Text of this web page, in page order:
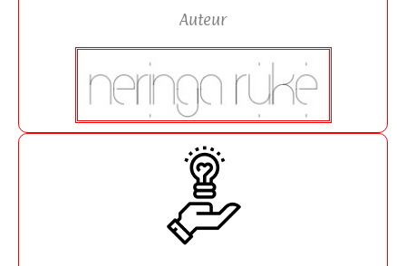
Auteur